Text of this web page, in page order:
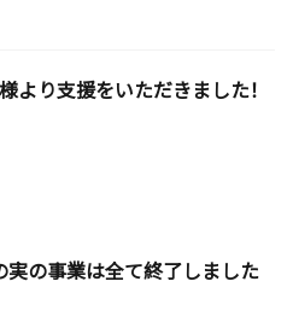
より支援をいただきました！
実の事業は全て終了しました